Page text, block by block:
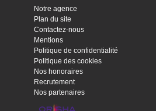
Notre agence
Plan du site
Contactez-nous
Mentions
Politique de confidentialité
Politique des cookies
Nos honoraires
Recrutement
Nos partenaires